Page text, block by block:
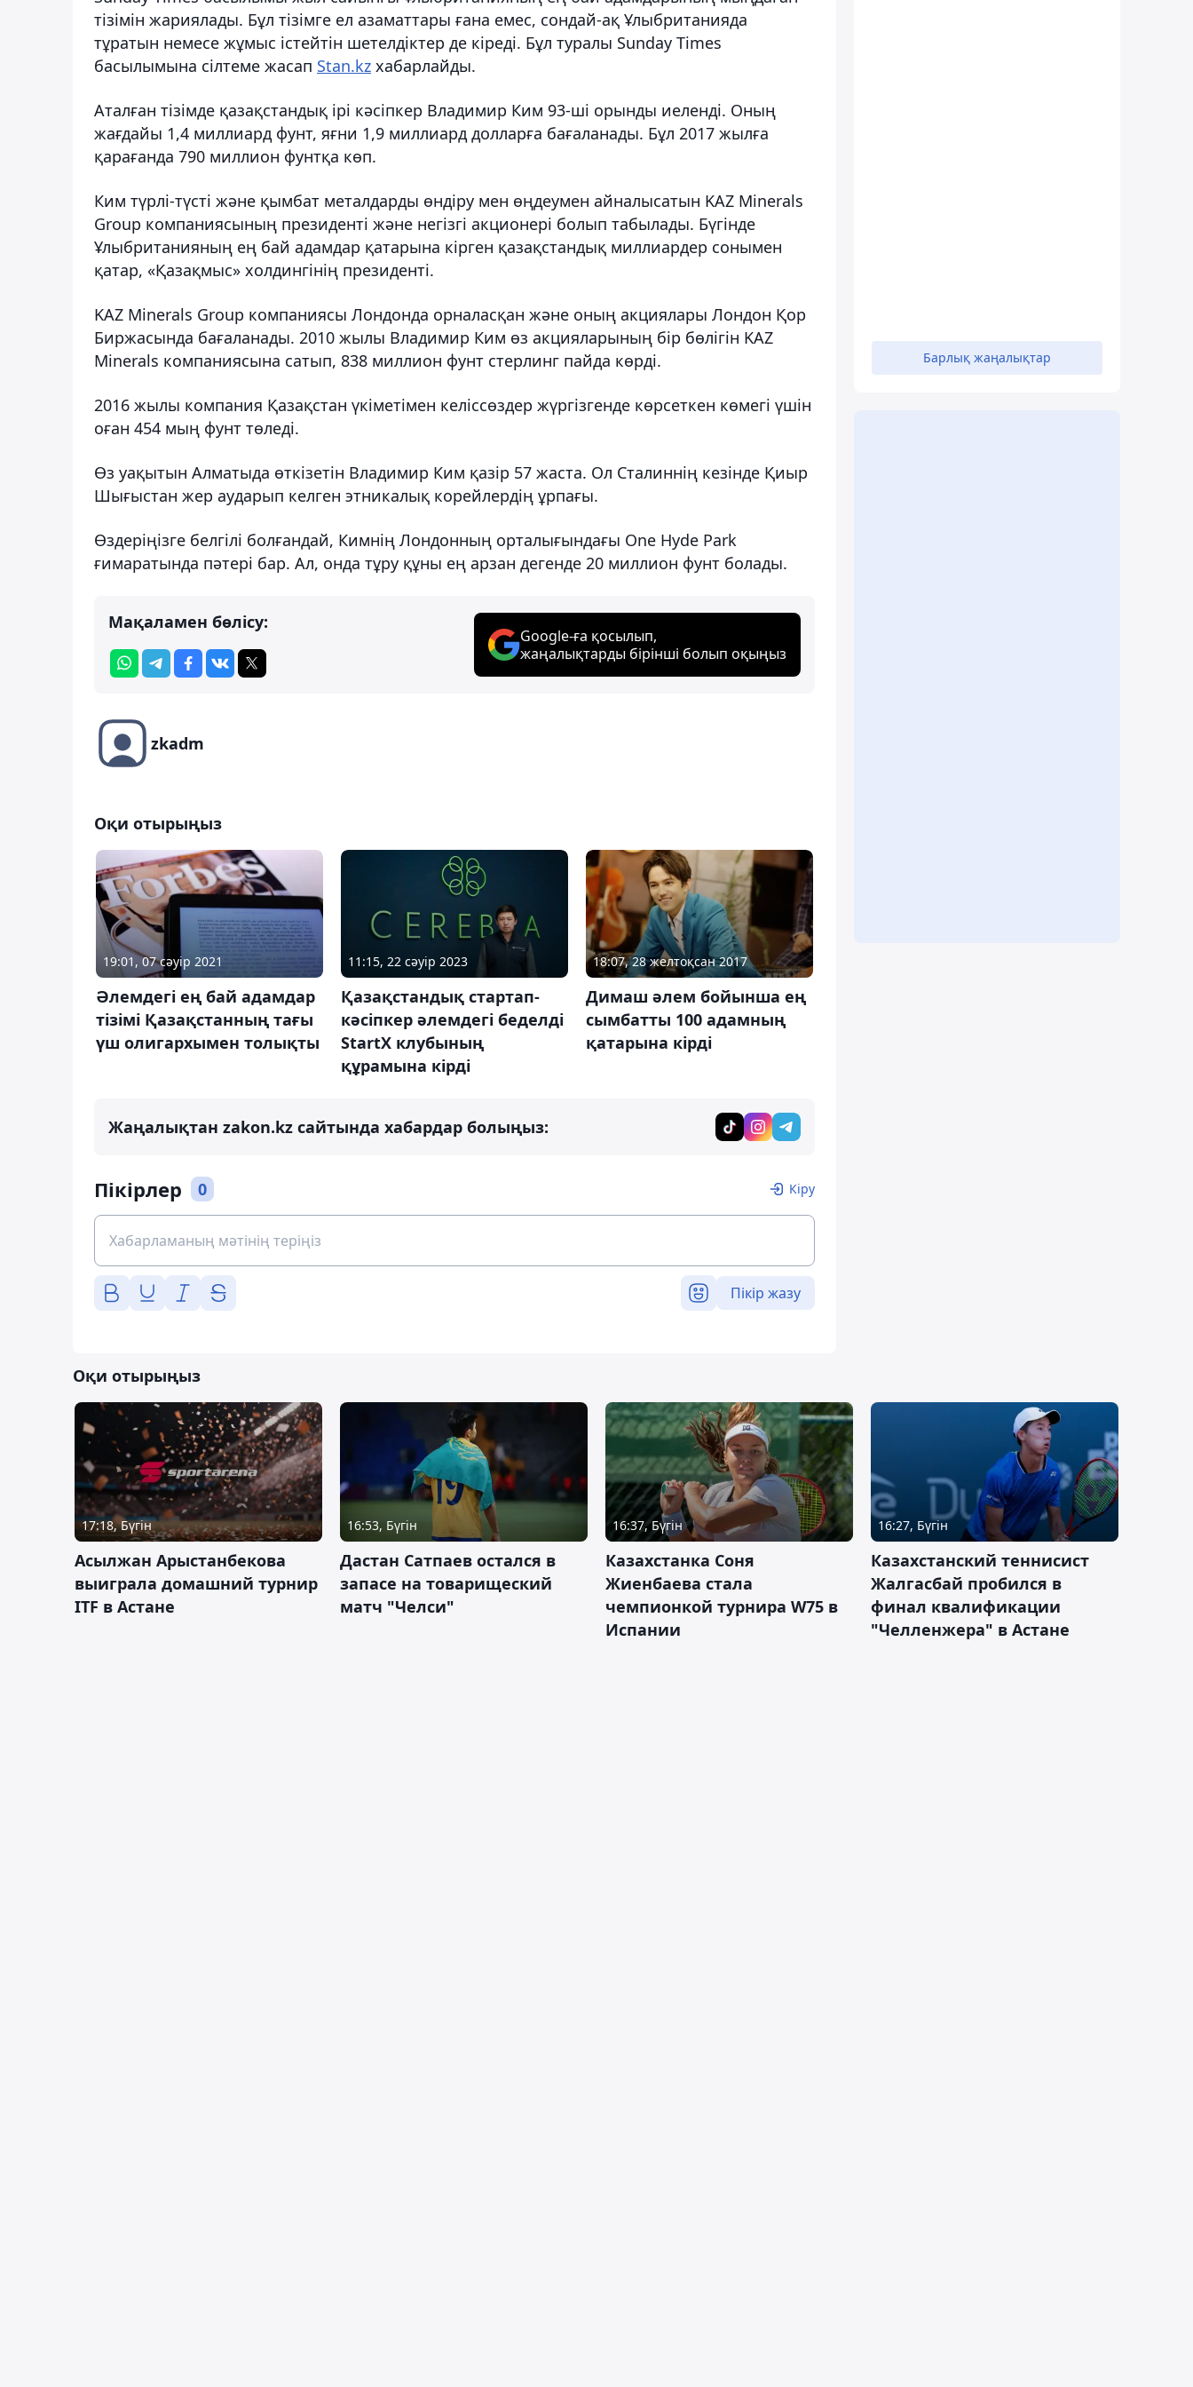
тізімін жариялады. Бұл тізімге ел азаматтары ғана емес, сондай-ақ Ұлыбританияда
тұратын немесе жұмыс істейтін шетелдіктер де кіреді. Бұл туралы Sunday Times
басылымына сілтеме жасап Stan.kz хабарлайды.
Аталған тізімде қазақстандық ірі кәсіпкер Владимир Ким 93-ші орынды иеленді. Оның
жағдайы 1,4 миллиард фунт, яғни 1,9 миллиард долларға бағаланады. Бұл 2017 жылға
қарағанда 790 миллион фунтқа көп.
Ким түрлі-түсті және қымбат металдарды өндіру мен өңдеумен айналысатын KAZ Minerals
Group компаниясының президенті және негізгі акционері болып табылады. Бүгінде
Ұлыбританияның ең бай адамдар қатарына кірген қазақстандық миллиардер сонымен
қатар, «Қазақмыс» холдингінің президенті.
KAZ Minerals Group компаниясы Лондонда орналасқан және оның акциялары Лондон Қор
Биржасында бағаланады. 2010 жылы Владимир Ким өз акцияларының бір бөлігін KAZ
Minerals компаниясына сатып, 838 миллион фунт стерлинг пайда көрді.
2016 жылы компания Қазақстан үкіметімен келіссөздер жүргізгенде көрсеткен көмегі үшін
оған 454 мың фунт төледі.
Өз уақытын Алматыда өткізетін Владимир Ким қазір 57 жаста. Ол Сталиннің кезінде Қиыр
Шығыстан жер аударып келген этникалық корейлердің ұрпағы.
Өздеріңізге белгілі болғандай, Кимнің Лондонның орталығындағы One Hyde Park
ғимаратында пәтері бар. Ал, онда тұру құны ең арзан дегенде 20 миллион фунт болады.
Мақаламен бөлісу:
Google-ға қосылып,
жаңалықтарды бірінші болып оқыңыз
zkadm
Оқи отырыңыз
19:01, 07 сәуір 2021
Әлемдегі ең бай адамдар
тізімі Қазақстанның тағы
үш олигархымен толықты
11:15, 22 сәуір 2023
Қазақстандық стартап-
кәсіпкер әлемдегі беделді
StartX клубының
құрамына кірді
18:07, 28 желтоқсан 2017
Димаш әлем бойынша ең
сымбатты 100 адамның
қатарына кірді
Жаңалықтан zakon.kz сайтында хабардар болыңыз:
Пікірлер 0 Кіру
Пікір жазу
Барлық жаңалықтар
Оқи отырыңыз
17:18, Бүгін
Асылжан Арыстанбекова
выиграла домашний турнир
ITF в Астане
16:53, Бүгін
Дастан Сатпаев остался в
запасе на товарищеский
матч "Челси"
16:37, Бүгін
Казахстанка Соня
Жиенбаева стала
чемпионкой турнира W75 в
Испании
16:27, Бүгін
Казахстанский теннисист
Жалгасбай пробился в
финал квалификации
"Челленжера" в Астане